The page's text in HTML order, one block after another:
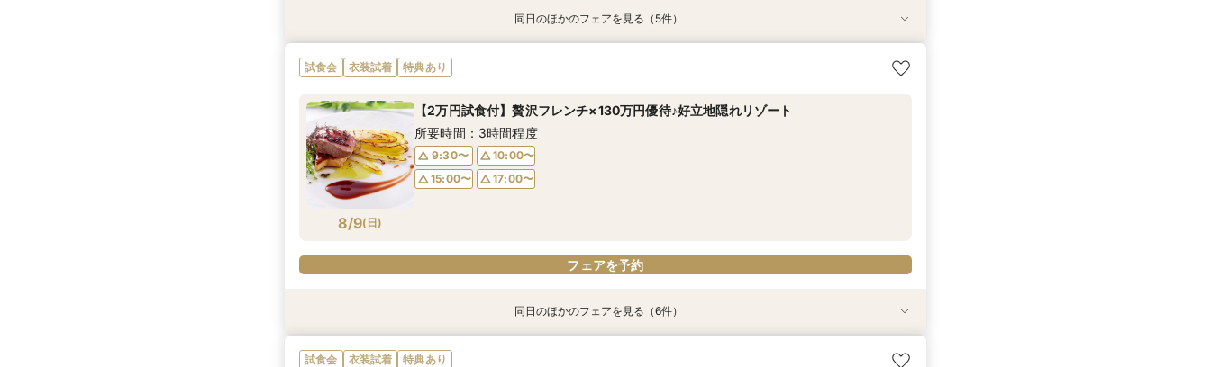
8/8(土)
【迷っている方も大歓迎】最短90分×見積もり相談×次回試食付
10:00〜
15:00〜
17:00〜
8/8(土)
＼前々日〜当日予約◎／フレンチ試食＆直前予約限定前撮り特典付
9:30〜
10:00〜
15:00〜
17:00〜
8/8(土)
【120名広々】大人数ゲスト◎好立地の貸切リゾートウエディング
9:30〜
10:00〜
15:00〜
17:00〜
8/8(土)
【フォト婚】貸切邸宅で残す大切な一日！期間限定特典付相談会
9:30〜
10:00〜
15:00〜
17:00〜
8/8(土)
今月限定【130万優待★ドレス試着】光の大聖堂×特製スイーツ
9:30〜
10:00〜
15:00〜
17:00〜
同日のほかのフェアを見る（5件）
試食会 衣装試着 特典あり
8/9( 日)
【2万円試食付】贅沢フレンチ×130万円優待♪好立地隠れリゾート
所要時間：3時間程度
9:30〜
10:00〜
15:00〜
17:00〜
フェアを予約
【フリードリンク特典付】試食×最大130万円優待×リゾート
【自宅で式場見学★】在宅&スマホでOK！オンライン相談会♪
【迷っている方も大歓迎】最短90分×見積もり相談×次回試食付
＼前々日〜当日予約◎／フレンチ試食＆直前予約限定前撮り特典付
【フォト婚】貸切邸宅で残す大切な一日！期間限定特典付相談会
今月限定【130万優待★ドレス試着】光の大聖堂×特製スイーツ
同日のほかのフェアを見る（6件）
試食会 衣装試着 特典あり